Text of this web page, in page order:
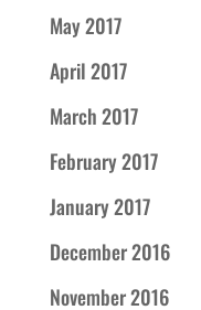
May 2017
April 2017
March 2017
February 2017
January 2017
December 2016
November 2016